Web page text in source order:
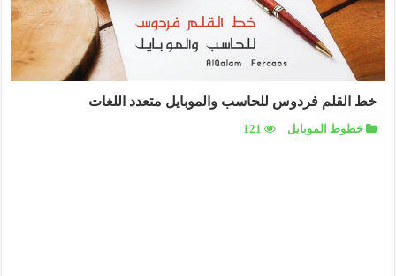
خط القلم فردوس للحاسب والموبايل متعدد اللغات
خطوط الموبايل 121